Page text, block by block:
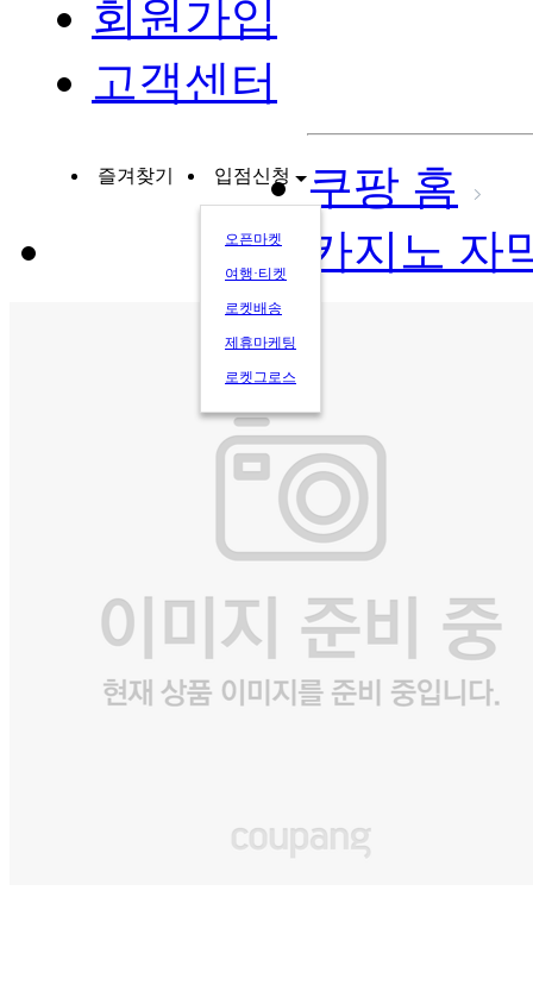
회원가입
고객센터
즐겨찾기 입점신청
오픈마켓
여행·티켓
로켓배송
제휴마케팅
로켓그로스
쿠팡 홈
카지노 자